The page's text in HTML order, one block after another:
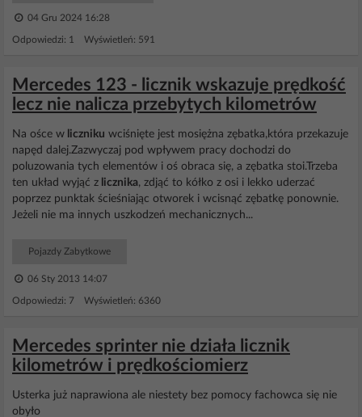
04 Gru 2024 16:28
Odpowiedzi: 1 Wyświetleń: 591
Mercedes 123 - licznik wskazuje prędkość
lecz nie nalicza przebytych kilometrów
Na ośce w liczniku wciśnięte jest mosiężna zębatka,która przekazuje
napęd dalej.Zazwyczaj pod wpływem pracy dochodzi do
poluzowania tych elementów i oś obraca się, a zębatka stoi.Trzeba
ten układ wyjąć z licznika, zdjąć to kółko z osi i lekko uderzać
poprzez punktak ścieśniając otworek i wcisnąć zębatkę ponownie.
Jeżeli nie ma innych uszkodzeń mechanicznych...
Pojazdy Zabytkowe
06 Sty 2013 14:07
Odpowiedzi: 7 Wyświetleń: 6360
Mercedes sprinter nie działa licznik
kilometrów i prędkościomierz
Usterka już naprawiona ale niestety bez pomocy fachowca się nie
obyło